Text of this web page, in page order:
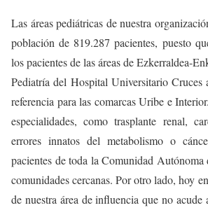
Las áreas pediátricas de nuestra
población de 819.287 pacientes, puesto
los pacientes de las áreas de Ezkerraldea-
Pediatría del Hospital Universitario Cruces
referencia para las comarcas Uribe e
especialidades, como trasplante renal,
errores innatos del metabolismo o
pacientes de toda la Comunidad
comunidades cercanas. Por otro lado, hoy
de nuestra área de influencia que no acude